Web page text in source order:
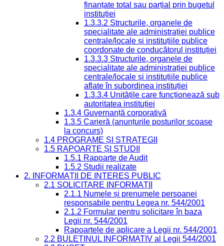
finanțate total sau parțial prin bugetul
instituției
1.3.3.2 Structurile, organele de
specialitate ale administrației publice
centrale/locale și instituțiile publice
coordonate de conducătorul instituției
1.3.3.3 Structurile, organele de
specialitate ale administrației publice
centrale/locale și instituțiile publice
aflate în subordinea instituției
1.3.3.4 Unitățile care funcționează sub
autoritatea instituției
1.3.4 Guvernanță corporativă
1.3.5 Carieră (anunțurile posturilor scoase
la concurs)
1.4 PROGRAME ȘI STRATEGII
1.5 RAPOARTE ȘI STUDII
1.5.1 Rapoarte de Audit
1.5.2 Studii realizate
2. INFORMAȚII DE INTERES PUBLIC
2.1 SOLICITARE INFORMAȚII
2.1.1 Numele și prenumele persoanei
responsabile pentru Legea nr. 544/2001
2.1.2 Formular pentru solicitare în baza
Legii nr. 544/2001
Rapoartele de aplicare a Legii nr. 544/2001
2.2 BULETINUL INFORMATIV al Legii 544/2001